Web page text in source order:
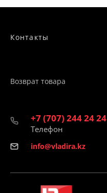
Контакты
Возврат товара
+7 (707) 244 24 24
Телефон
info@vladira.kz